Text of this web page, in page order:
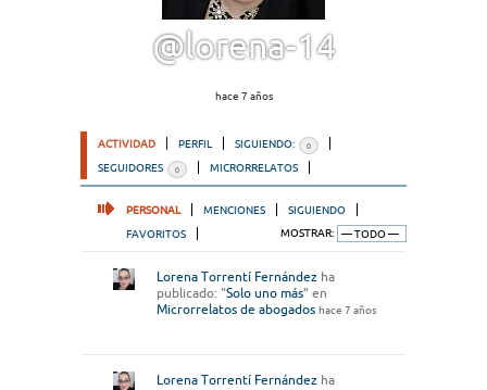
@lorena-14
hace 7 años
ACTIVIDAD PERFIL SIGUIENDO: 0
SEGUIDORES 0 MICRORRELATOS
PERSONAL MENCIONES
SIGUIENDO
FAVORITOS
MOSTRAR:
Lorena Torrentí Fernández ha
publicado: "Solo uno más" en
Microrrelatos de abogados hace 7 años
Lorena Torrentí Fernández ha